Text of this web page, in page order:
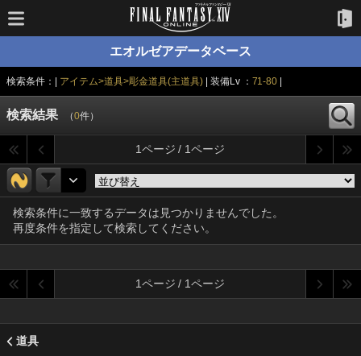
エオルゼアデータベース
検索条件：| アイテム>道具>彫金道具(主道具) | 装備Lv ： 71-80
検索結果 （0件）
1ページ / 1ページ
検索条件に一致するデータは見つかりませんでした。
再度条件を指定して検索してください。
1ページ / 1ページ
道具